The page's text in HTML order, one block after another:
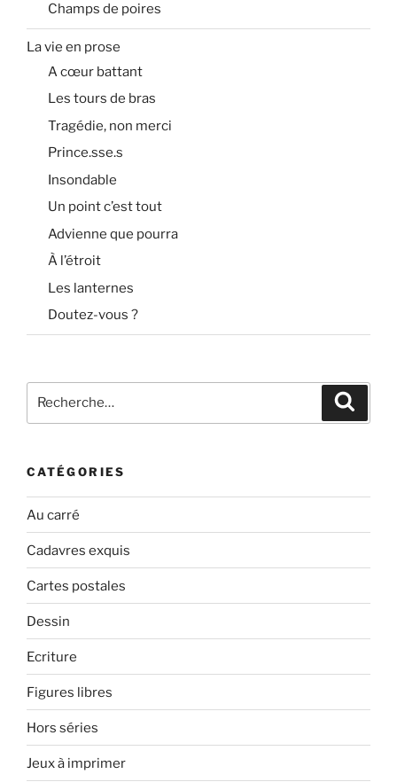
Champs de poires
La vie en prose
A cœur battant
Les tours de bras
Tragédie, non merci
Prince.sse.s
Insondable
Un point c’est tout
Advienne que pourra
À l’étroit
Les lanternes
Doutez-vous ?
pour
CATÉGORIES
Au carré
Cadavres exquis
Cartes postales
Dessin
Ecriture
Figures libres
Hors séries
Jeux à imprimer